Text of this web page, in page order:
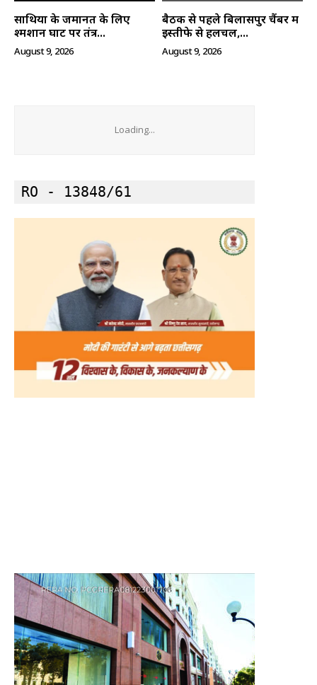
साथियों के जमानत के लिए
श्मशान घाट पर तंत्र...
August 9, 2026
बैठक से पहले बिलासपुर चैंबर में
इस्तीफे से हलचल,...
August 9, 2026
Loading...
RO - 13848/61